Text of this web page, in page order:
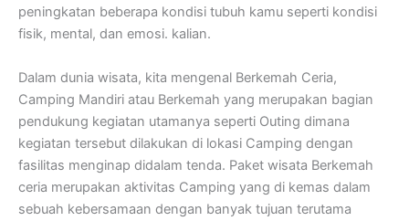
peningkatan beberapa kondisi tubuh kamu seperti kondisi
fisik, mental, dan emosi. kalian.
Dalam dunia wisata, kita mengenal Berkemah Ceria,
Camping Mandiri atau Berkemah yang merupakan bagian
pendukung kegiatan utamanya seperti Outing dimana
kegiatan tersebut dilakukan di lokasi Camping dengan
fasilitas menginap didalam tenda. Paket wisata Berkemah
ceria merupakan aktivitas Camping yang di kemas dalam
sebuah kebersamaan dengan banyak tujuan terutama